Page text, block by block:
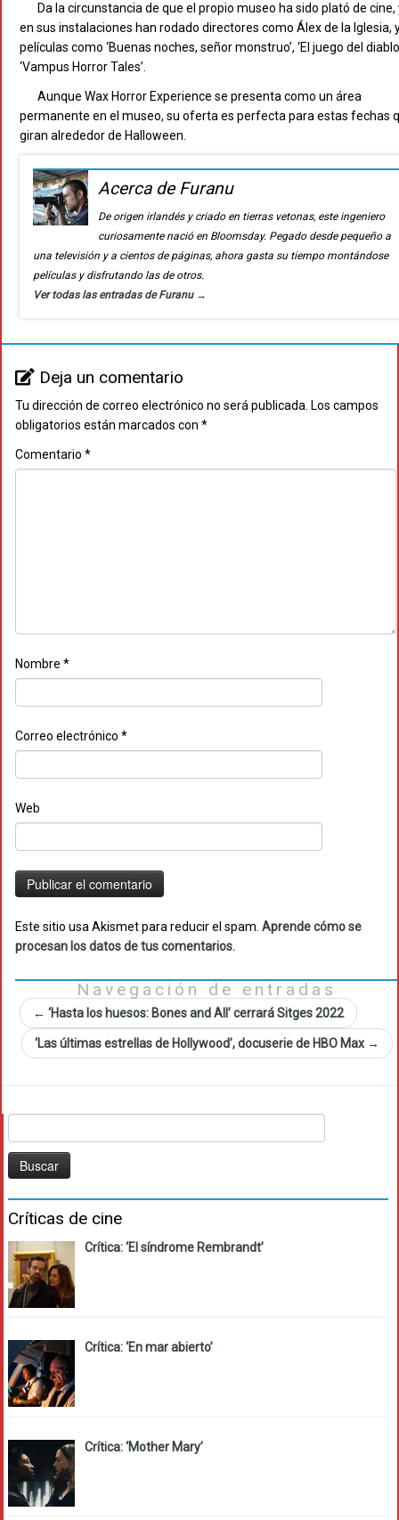
Da la circunstancia de que el propio museo ha sido plató de cine,
en sus instalaciones han rodado directores como Álex de la Iglesia,
películas como ‘Buenas noches, señor monstruo’, ‘El juego del
‘Vampus Horror Tales’.
Aunque Wax Horror Experience se presenta como un área
permanente en el museo, su oferta es perfecta para estas fechas
giran alrededor de Halloween.
Acerca de Furanu
De origen irlandés y criado en tierras vetonas, este ingeniero
curiosamente nació en Bloomsday. Pegado desde pequeño a
una televisión y a cientos de páginas, ahora gasta su tiempo montándose
películas y disfrutando las de otros.
Ver todas las entradas de Furanu →
Deja un comentario
Tu dirección de correo electrónico no será publicada. Los campos
obligatorios están marcados con *
Comentario *
Nombre *
Correo electrónico *
Web
Este sitio usa Akismet para reducir el spam. Aprende cómo se
procesan los datos de tus comentarios.
Navegación de entradas
← ‘Hasta los huesos: Bones and All’ cerrará Sitges 2022
‘Las últimas estrellas de Hollywood’, docuserie de HBO Max →
Críticas de cine
Crítica: ‘El síndrome Rembrandt’
Crítica: ‘En mar abierto’
Crítica: ‘Mother Mary’